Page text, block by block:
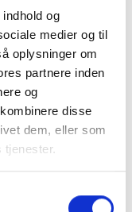
og
medier og til
oplysninger om
partnere inden
og
disse
dem, eller som
tjenester.